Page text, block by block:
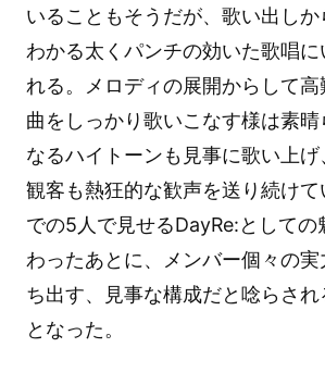
いることもそうだが、歌い出しか
わかる太くパンチの効いた歌唱に
れる。メロディの展開からして
曲をしっかり歌いこなす様は素晴
なるハイトーンも見事に歌い上
観客も熱狂的な歓声を送り続けて
での5人で見せるDayRe:としての
わったあとに、メンバー個々の
ち出す、見事な構成だと唸らさ
となった。